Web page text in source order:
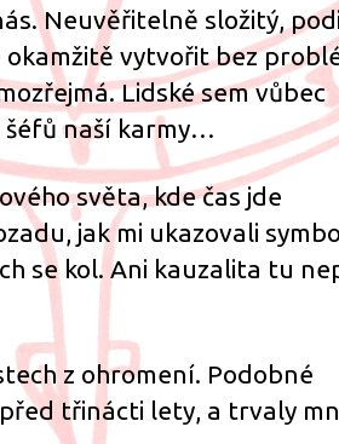
Neuvěřitelně složitý,
okamžitě vytvořit bez
Lidské sem vůbec
šéfů naší karmy…
světa, kde čas jde
jak mi ukazovali
se kol. Ani kauzalita tu
z ohromení. Podobné
třinácti lety, a trvaly